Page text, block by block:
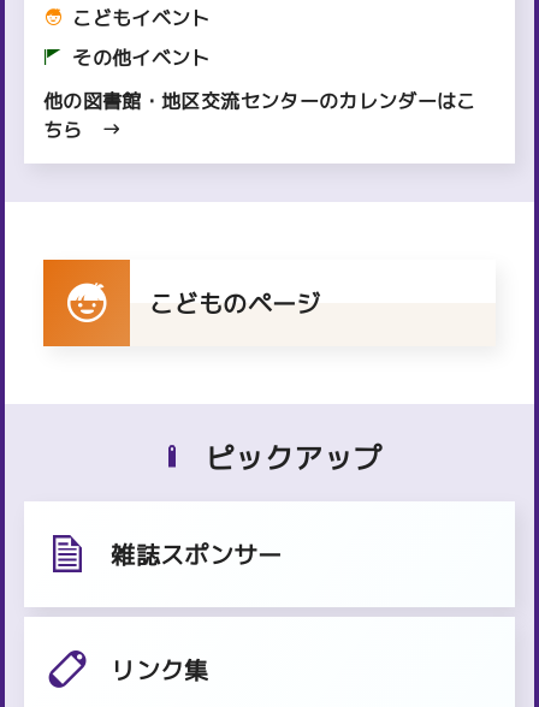
こどもイベント
その他イベント
他の図書館・地区交流センターのカレンダーはこ
ちら
こどものページ
ピックアップ
雑誌スポンサー
リンク集